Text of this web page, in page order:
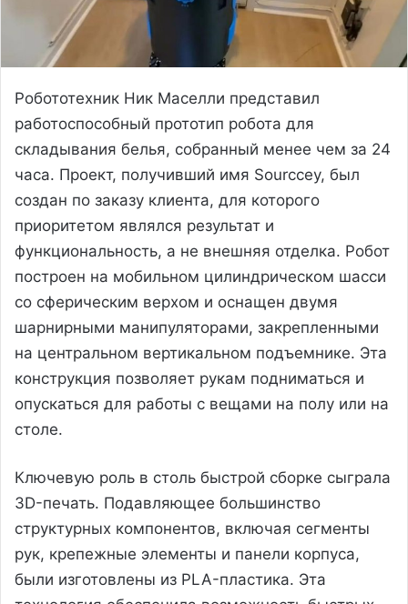
Робототехник Ник Маселли представил
работоспособный прототип робота для
складывания белья, собранный менее чем за 24
часа. Проект, получивший имя Sourccey, был
создан по заказу клиента, для которого
приоритетом являлся результат и
функциональность, а не внешняя отделка. Робот
построен на мобильном цилиндрическом шасси
со сферическим верхом и оснащен двумя
шарнирными манипуляторами, закрепленными
на центральном вертикальном подъемнике. Эта
конструкция позволяет рукам подниматься и
опускаться для работы с вещами на полу или на
столе.
Ключевую роль в столь быстрой сборке сыграла
3D-печать. Подавляющее большинство
структурных компонентов, включая сегменты
рук, крепежные элементы и панели корпуса,
были изготовлены из PLA-пластика. Эта